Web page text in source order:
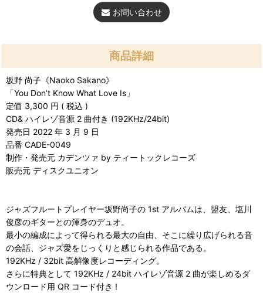
お問い合わせ
商品詳細
坂野 尚子《Naoko Sakano》
「You Don’t Know What Love Is」
定価 3,300 円 ( 税込 )
CD& ハイレゾ音源 2 曲付き (192KHz/24bit)
発売日 2022 年 3 月 9 日
品番 CADE-0049
制作・発売元 カデンツァ by ティートックレコーズ
販売元 ディスクユニオン
ジャズフルートプレイヤー坂野尚子の 1st アルバムは、盟友、塩川
俊彦のギターとの渾身のデュオ。
最小の編成によって得られる最大の自由、そこに繰り広げられる音
の会話、ジャズ愛をじっくりと感じられる作品である。
192KHz / 32bit 高解像度レコーディング。
さらに特典として 192KHz / 24bit ハイレゾ音源 2 曲が楽しめるダ
ウンロード用 QR コード付き !